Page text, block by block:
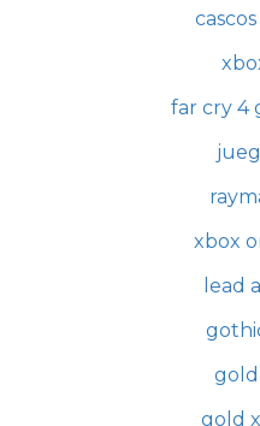
far cry 4
xbox
lead
gold